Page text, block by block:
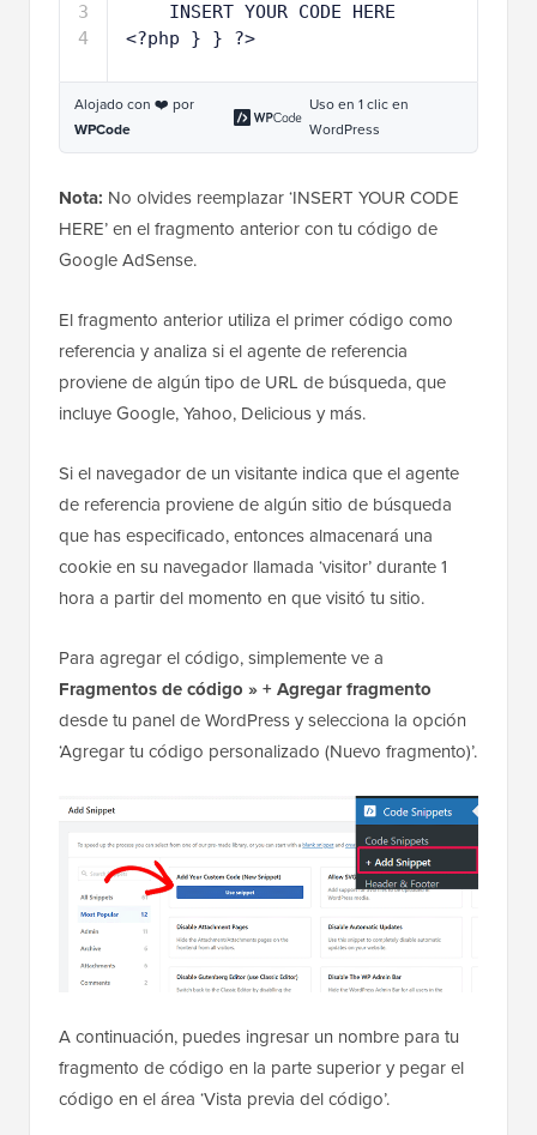
3
4
INSERT YOUR CODE HERE
<?php } } ?>
Alojado con ❤️ por
WPCode
Uso en 1 clic en
WordPress
Nota: No olvides reemplazar ‘INSERT YOUR CODE
HERE’ en el fragmento anterior con tu código de
Google AdSense.
El fragmento anterior utiliza el primer código como
referencia y analiza si el agente de referencia
proviene de algún tipo de URL de búsqueda, que
incluye Google, Yahoo, Delicious y más.
Si el navegador de un visitante indica que el agente
de referencia proviene de algún sitio de búsqueda
que has especificado, entonces almacenará una
cookie en su navegador llamada ‘visitor’ durante 1
hora a partir del momento en que visitó tu sitio.
Para agregar el código, simplemente ve a
Fragmentos de código » + Agregar fragmento
desde tu panel de WordPress y selecciona la opción
‘Agregar tu código personalizado (Nuevo fragmento)’.
A continuación, puedes ingresar un nombre para tu
fragmento de código en la parte superior y pegar el
código en el área ‘Vista previa del código’.